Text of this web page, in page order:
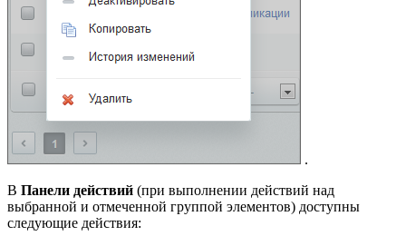
.
В Панели действий (при выполнении действий над
выбранной и отмеченной группой элементов) доступны
следующие действия: